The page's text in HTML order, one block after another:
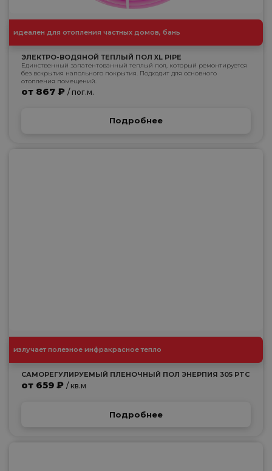
идеален для отопления частных домов, бань
ЭЛЕКТРО-ВОДЯНОЙ ТЕПЛЫЙ ПОЛ XL PIPE
Единственный запатентованный теплый пол, который ремонтируется
без вскрытия напольного покрытия. Подходит для основного
отопления помещений.
от 867 ₽ / пог.м.
Подробнее
излучает полезное инфракрасное тепло
САМОРЕГУЛИРУЕМЫЙ ПЛЕНОЧНЫЙ ПОЛ ЭНЕРПИЯ 305 PTC
от 659 ₽ / кв.м
Подробнее